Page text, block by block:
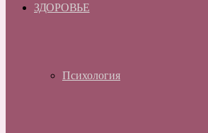
ЗДОРОВЬЕ
Психология